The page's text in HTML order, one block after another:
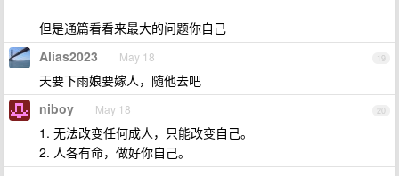
但是通篇看看来最大的问题你自己
19
Alias2023 May 18
天要下雨娘要嫁人，随他去吧
20
niboy May 18
1. 无法改变任何成人，只能改变自己。
2. 人各有命，做好你自己。